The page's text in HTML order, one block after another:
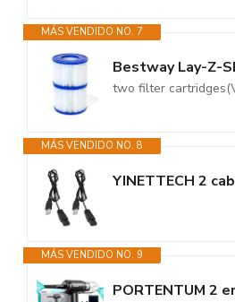
MÁS VENDIDO NO. 7
two filter
MÁS VENDIDO NO. 8
MÁS VENDIDO NO. 9